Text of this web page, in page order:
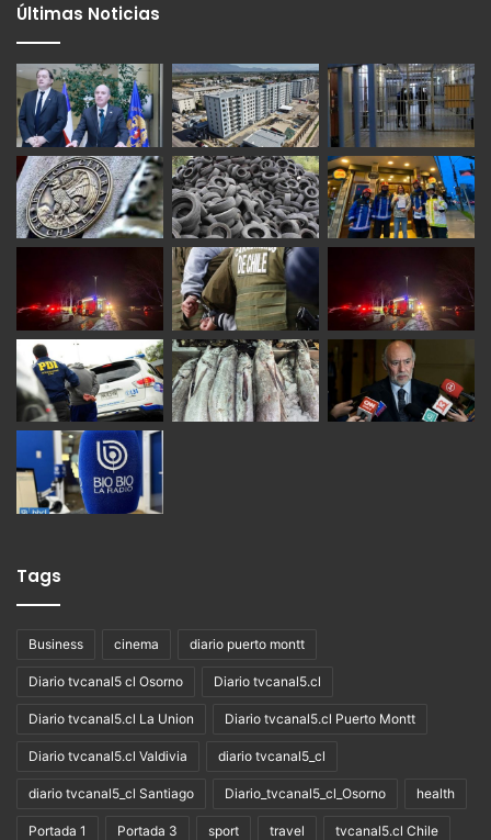
Últimas Noticias
Tags
Business cinema diario puerto montt
Diario tvcanal5 cl Osorno Diario tvcanal5.cl
Diario tvcanal5.cl La Union Diario tvcanal5.cl Puerto Montt
Diario tvcanal5.cl Valdivia diario tvcanal5_cl
diario tvcanal5_cl Santiago Diario_tvcanal5_cl_Osorno health
Portada 1 Portada 3 sport travel tvcanal5.cl Chile